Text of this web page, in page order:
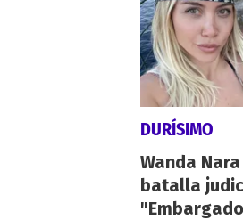
DURÍSIMO
Wanda
batalla